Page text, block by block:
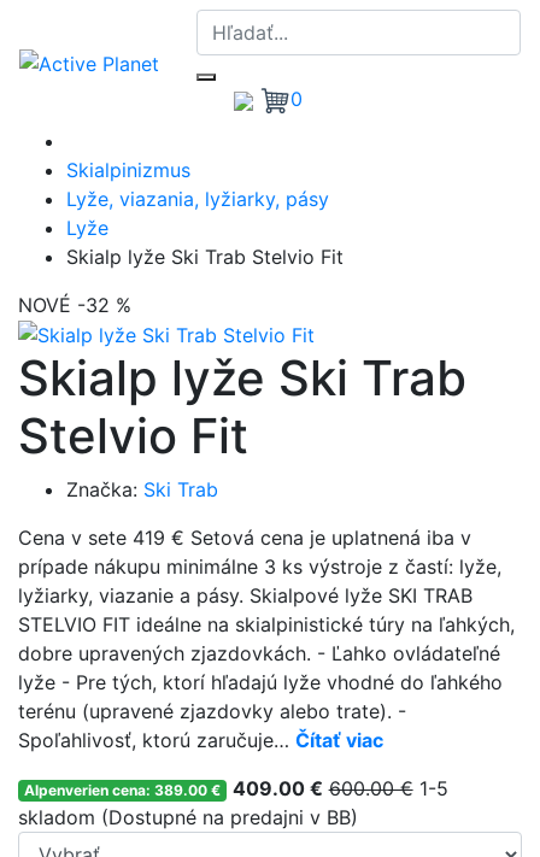
0
Skialpinizmus
Lyže, viazania, lyžiarky, pásy
Lyže
Skialp lyže Ski Trab Stelvio Fit
NOVÉ -32 %
Skialp lyže Ski Trab
Stelvio Fit
Značka: Ski Trab
Cena v sete 419 € Setová cena je uplatnená iba v
prípade nákupu minimálne 3 ks výstroje z častí: lyže,
lyžiarky, viazanie a pásy. Skialpové lyže SKI TRAB
STELVIO FIT ideálne na skialpinistické túry na ľahkých,
dobre upravených zjazdovkách. - Ľahko ovládateľné
lyže - Pre tých, ktorí hľadajú lyže vhodné do ľahkého
terénu (upravené zjazdovky alebo trate). -
Spoľahlivosť, ktorú zaručuje… Čítať viac
Alpenverien cena: 389.00 € 409.00 € 600.00 € 1-5
skladom (Dostupné na predajni v BB)